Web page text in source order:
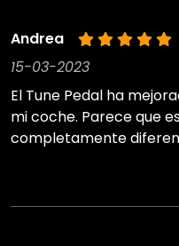
Andrea
15-03-2023
El Tune Pedal ha
mi coche. Parece que
completamente